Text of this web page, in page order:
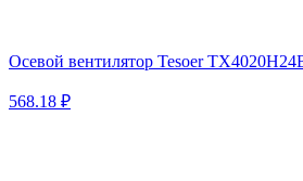
Осевой вентилятор Tesoer
568.18 ₽